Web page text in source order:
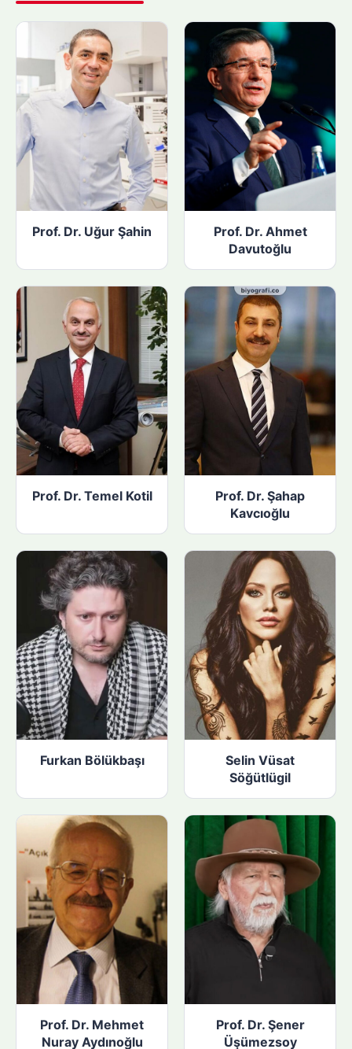
n
Prof. Dr. Uğur Şahin
Prof. Dr. Ahmet
Davutoğlu
Prof. Dr. Temel Kotil
Prof. Dr. Şahap
Kavcıoğlu
Furkan Bölükbaşı
Selin Vüsat
Söğütlügil
Prof. Dr. Mehmet
Nuray Aydınoğlu
Prof. Dr. Şener
Üşümezsoy